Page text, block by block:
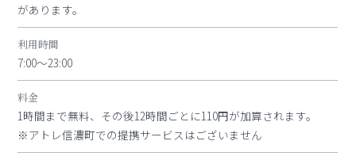
があります。
利用時間
7:00～23:00
料金
1時間まで無料、その後12時間ごとに110円が加算されます。
※アトレ信濃町での提携サービスはございません